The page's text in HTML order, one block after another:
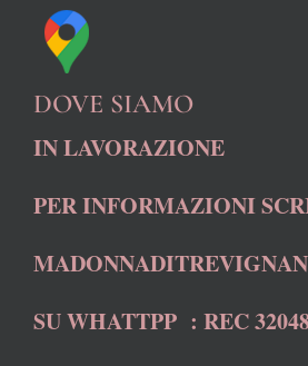
DOVE SIAMO
IN LAVORAZIONE
PER INFORMAZIONI
SU WHATTPP : REC